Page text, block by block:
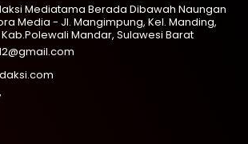
Mediatama Berada Dibawah Naungan
Media - Jl. Mangimpung, Kel. Manding,
Mandar, Sulawesi Barat